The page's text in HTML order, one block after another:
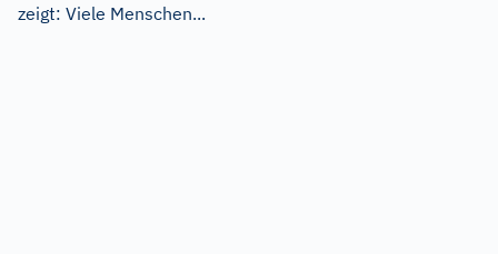
zeigt: Viele Menschen...